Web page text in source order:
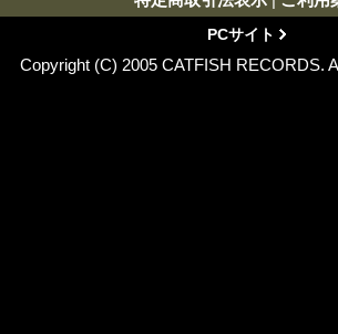
PCサイト
Copyright (C) 2005 CATFISH RECORDS.